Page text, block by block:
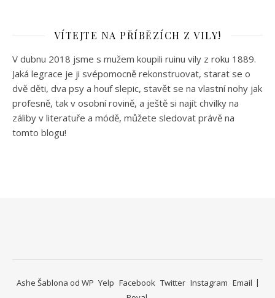
VÍTEJTE NA PŘÍBĚZÍCH Z VILY!
V dubnu 2018 jsme s mužem koupili ruinu vily z roku 1889.
Jaká legrace je ji svépomocně rekonstruovat, starat se o
dvě děti, dva psy a houf slepic, stavět se na vlastní nohy jak
profesně, tak v osobní rovině, a ještě si najít chvilky na
záliby v literatuře a módě, můžete sledovat právě na
tomto blogu!
Yelp Facebook Twitter Instagram Email
Ashe Šablona od WP